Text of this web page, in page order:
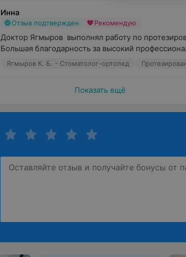
Инна
Отзыв подтвержден Рекомендую
Доктор Ягмыров  выполнял работу по
Большая благодарность за высокий
Ягмыров К. Б. - Стоматолог-ортопед
Показать ещё